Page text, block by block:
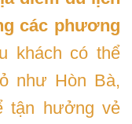
các phương
khách có thể
như Hòn Bà,
tận hưởng vẻ